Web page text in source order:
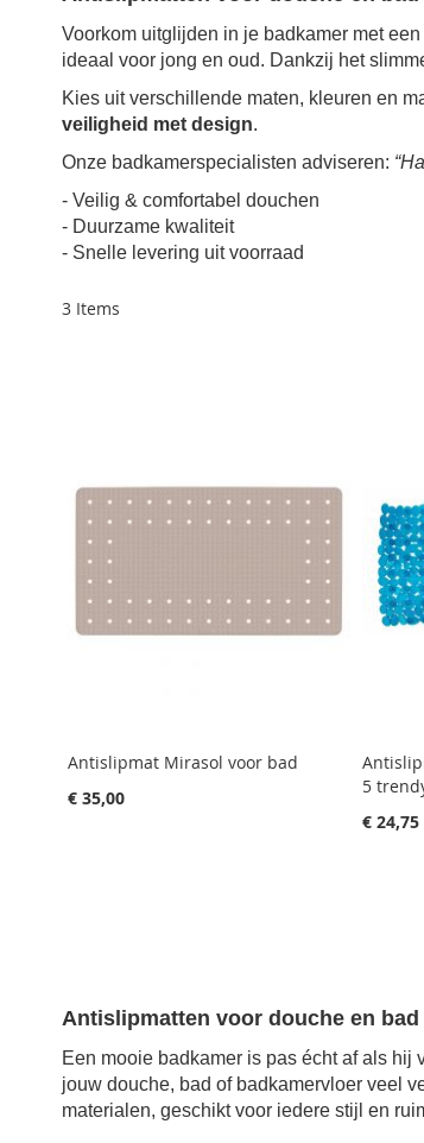
Voorkom uitglijden in je badkamer met
ideaal voor jong en oud. Dankzij het
Kies uit verschillende maten, kleuren en
veiligheid met design.
Onze badkamerspecialisten adviseren:
- Veilig & comfortabel douchen
- Duurzame kwaliteit
- Snelle levering uit voorraad
3 Items
Antislipmat Mirasol voor bad
€ 35,00
5
€ 24,75
Antislipmatten voor douche en
Een mooie badkamer is pas écht af als
jouw douche, bad of badkamervloer veel
materialen, geschikt voor iedere stijl en